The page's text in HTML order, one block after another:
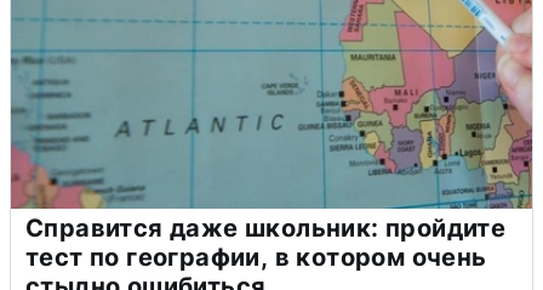
Справится даже школьник: пройдите
тест по географии, в котором очень